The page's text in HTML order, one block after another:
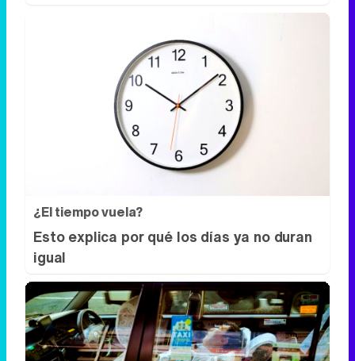
¿El tiempo vuela?
Esto explica por qué los días ya no duran
igual